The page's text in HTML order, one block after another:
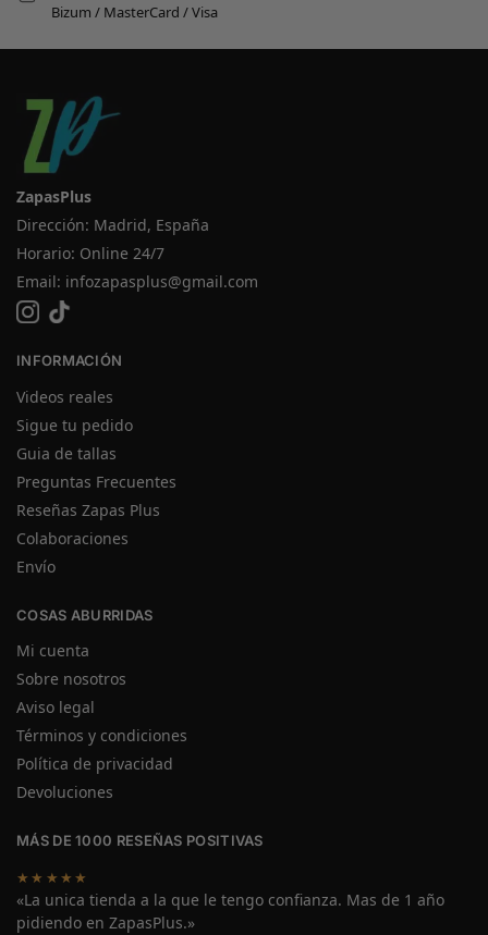
Bizum / MasterCard / Visa
ZapasPlus
Dirección: Madrid, España
Horario: Online 24/7
Email: infozapasplus@gmail.com
INFORMACIÓN
Videos reales
Sigue tu pedido
Guia de tallas
Preguntas Frecuentes
Reseñas Zapas Plus
Colaboraciones
Envío
COSAS ABURRIDAS
Mi cuenta
Sobre nosotros
Aviso legal
Términos y condiciones
Política de privacidad
Devoluciones
MÁS DE 1000 RESEÑAS POSITIVAS
★★★★★
«La unica tienda a la que le tengo confianza. Mas de 1 año
pidiendo en ZapasPlus.»